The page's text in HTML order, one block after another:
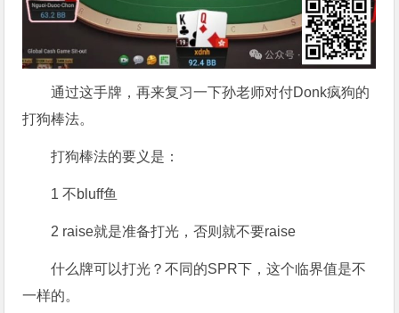
通过这手牌，再来复习一下孙老师对付Donk疯狗的
打狗棒法。
打狗棒法的要义是：
1 不bluff鱼
2 raise就是准备打光，否则就不要raise
什么牌可以打光？不同的SPR下，这个临界值是不
一样的。